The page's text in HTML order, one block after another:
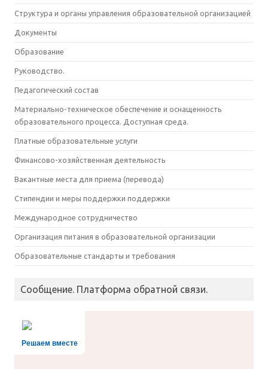
Структура и органы управления образовательной организацией
Документы
Образование
Руководство.
Педагогический состав
Материально-техническое обеспечение и оснащенность
образовательного процесса. Доступная среда.
Платные образовательные услуги
Финансово-хозяйственная деятельность
Вакантные места для приема (перевода)
Стипендии и меры поддержки поддержки
Международное сотрудничество
Организация питания в образовательной организации
Образовательные стандарты и требования
Сообщение. Платформа обратной связи.
Решаем вместе